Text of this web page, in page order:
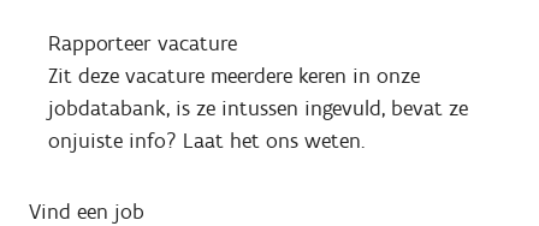
Rapporteer vacature
Zit deze vacature meerdere keren in onze
jobdatabank, is ze intussen ingevuld, bevat ze
onjuiste info? Laat het ons weten.
Vind een job